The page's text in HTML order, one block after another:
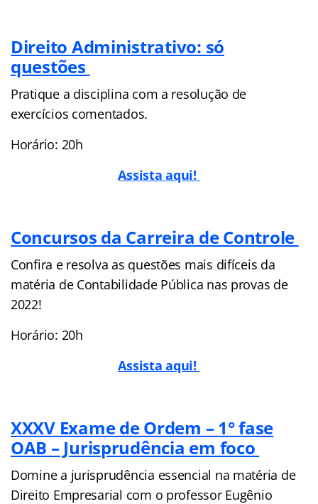
Direito Administrativo: só
questões
Pratique a disciplina com a resolução de
exercícios comentados.
Horário: 20h
Assista aqui!
Concursos da Carreira de Controle
Confira e resolva as questões mais difíceis da
matéria de Contabilidade Pública nas provas de
2022!
Horário: 20h
Assista aqui!
XXXV Exame de Ordem – 1° fase
OAB – Jurisprudência em foco
Domine a jurisprudência essencial na matéria de
Direito Empresarial com o professor Eugênio